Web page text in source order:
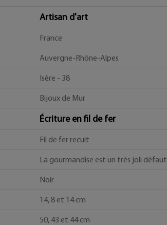
Artisan d'art
France
Auvergne-Rhône-Alpes
Isère - 38
Bijoux de Mur
Écriture en fil de fer
Fil de fer recuit
La gourmandise est un très joli défaut
Noir
14, 8 et 14 cm
50, 43 et 44 cm